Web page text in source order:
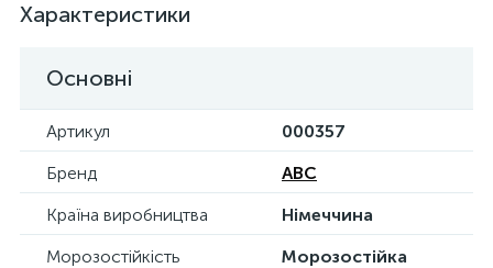
Характеристики
Основні
Артикул
000357
Бренд
ABC
Країна виробництва
Німеччина
Морозостійкість
Морозостійка